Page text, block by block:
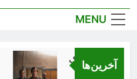
MENU
آخرین‌ها